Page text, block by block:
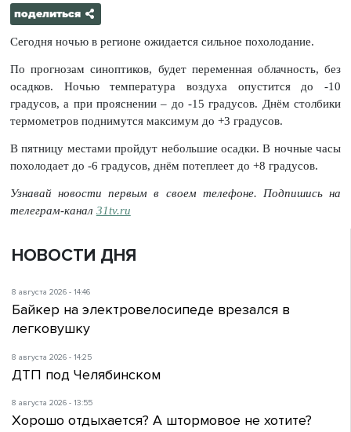
поделиться
Сегодня ночью в регионе ожидается сильное похолодание.
По прогнозам синоптиков, будет переменная облачность, без
осадков. Ночью температура воздуха опустится до -10
градусов, а при прояснении – до -15 градусов. Днём столбики
термометров поднимутся максимум до +3 градусов.
В пятницу местами пройдут небольшие осадки. В ночные часы
похолодает до -6 градусов, днём потеплеет до +8 градусов.
Узнавай новости первым в своем телефоне. Подпишись на
телеграм-канал 31tv.ru
НОВОСТИ ДНЯ
8 августа 2026 - 14:46
Байкер на электровелосипеде врезался в
легковушку
8 августа 2026 - 14:25
ДТП под Челябинском
8 августа 2026 - 13:55
Хорошо отдыхается? А штормовое не хотите?